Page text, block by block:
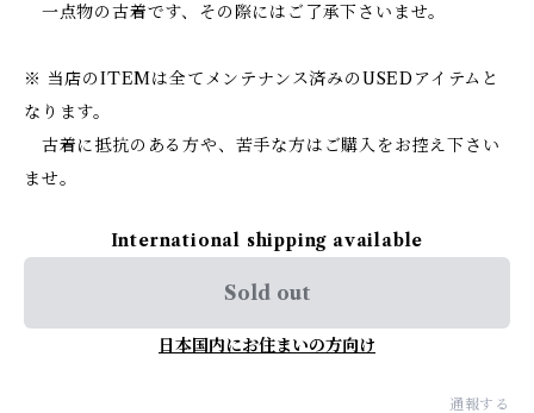
一点物の古着です、その際にはご了承下さいませ。
※ 当店のITEMは全てメンテナンス済みのUSEDアイテムと
なります。
古着に抵抗のある方や、苦手な方はご購入をお控え下さい
ませ。
International shipping available
Sold out
日本国内にお住まいの方向け
通報する